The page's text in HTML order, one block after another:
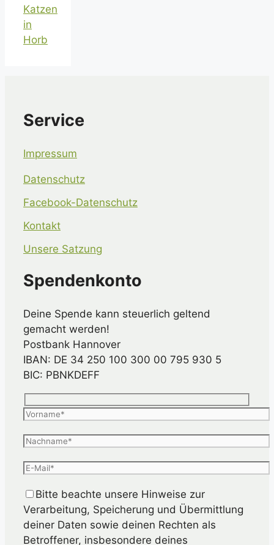
Katzen
in
Horb
Service
Impressum
Datenschutz
Facebook-Datenschutz
Kontakt
Unsere Satzung
Spendenkonto
Deine Spende kann steuerlich geltend
gemacht werden!
Postbank Hannover
IBAN: DE 34 250 100 300 00 795 930 5
BIC: PBNKDEFF
Bitte beachte unsere Hinweise zur
Verarbeitung, Speicherung und Übermittlung
deiner Daten sowie deinen Rechten als
Betroffener, insbesondere deines